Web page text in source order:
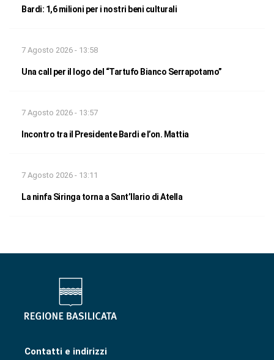
Bardi: 1,6 milioni per i nostri beni culturali
7 Agosto 2026 - 13:58
Una call per il logo del “Tartufo Bianco Serrapotamo”
7 Agosto 2026 - 13:57
Incontro tra il Presidente Bardi e l’on. Mattia
7 Agosto 2026 - 13:11
La ninfa Siringa torna a Sant’Ilario di Atella
Contatti e indirizzi